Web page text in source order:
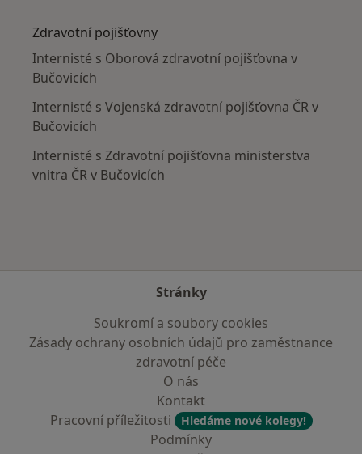
Zdravotní pojišťovny
Internisté s Oborová zdravotní pojišťovna v
Bučovicích
Internisté s Vojenská zdravotní pojišťovna ČR v
Bučovicích
Internisté s Zdravotní pojišťovna ministerstva
vnitra ČR v Bučovicích
Stránky
Soukromí a soubory cookies
Zásady ochrany osobních údajů pro zaměstnance
zdravotní péče
O nás
Kontakt
Pracovní příležitosti
Hledáme nové kolegy!
Podmínky